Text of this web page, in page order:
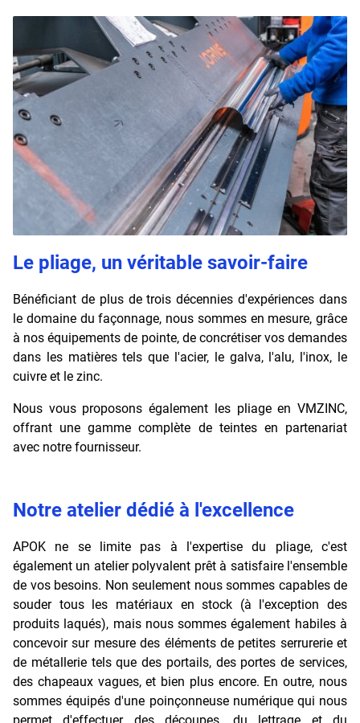
Le pliage, un véritable savoir-faire
Bénéficiant de plus de trois décennies d'expériences dans
le domaine du façonnage, nous sommes en mesure, grâce
à nos équipements de pointe, de concrétiser vos demandes
dans les matières tels que l'acier, le galva, l'alu, l'inox, le
cuivre et le zinc.
Nous vous proposons également les pliage en VMZINC,
offrant une gamme complète de teintes en partenariat
avec notre fournisseur.
Notre atelier dédié à l'excellence
APOK ne se limite pas à l'expertise du pliage, c'est
également un atelier polyvalent prêt à satisfaire l'ensemble
de vos besoins. Non seulement nous sommes capables de
souder tous les matériaux en stock (à l'exception des
produits laqués), mais nous sommes également habiles à
concevoir sur mesure des éléments de petites serrurerie et
de métallerie tels que des portails, des portes de services,
des chapeaux vagues, et bien plus encore. En outre, nous
sommes équipés d'une poinçonneuse numérique qui nous